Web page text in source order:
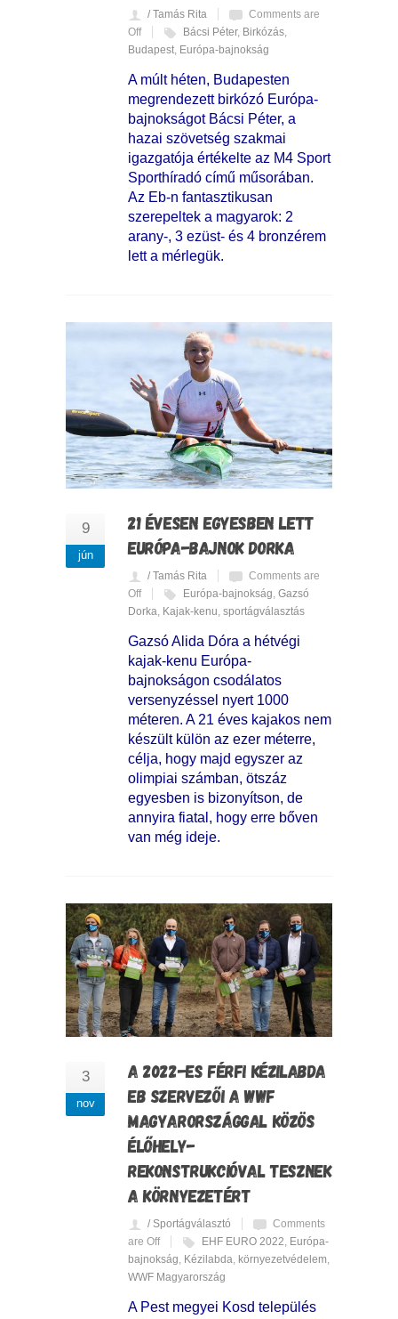
/ Tamás Rita
Comments are
Off
Bácsi Péter, Birkózás,
Budapest, Európa-bajnokság
A múlt héten, Budapesten
megrendezett birkózó Európa-
bajnokságot Bácsi Péter, a
hazai szövetség szakmai
igazgatója értékelte az M4 Sport
Sporthíradó című műsorában.
Az Eb-n fantasztikusan
szerepeltek a magyarok: 2
arany-, 3 ezüst- és 4 bronzérem
lett a mérlegük.
9
jún
21 ÉVESEN EGYESBEN LETT
EURÓPA-BAJNOK DORKA
/ Tamás Rita
Comments are
Off
Európa-bajnokság, Gazsó
Dorka, Kajak-kenu, sportágválasztás
Gazsó Alida Dóra a hétvégi
kajak-kenu Európa-
bajnokságon csodálatos
versenyzéssel nyert 1000
méteren. A 21 éves kajakos nem
készült külön az ezer méterre,
célja, hogy majd egyszer az
olimpiai számban, ötszáz
egyesben is bizonyítson, de
annyira fiatal, hogy erre bőven
van még ideje.
3
nov
A 2022-ES FÉRFI KÉZILABDA
EB SZERVEZŐI A WWF
MAGYARORSZÁGGAL KÖZÖS
ÉLŐHELY-
REKONSTRUKCIÓVAL TESZNEK
A KÖRNYEZETÉRT
/ Sportágválasztó
Comments
are Off
EHF EURO 2022, Európa-
bajnokság, Kézilabda, környezetvédelem,
WWF Magyarország
A Pest megyei Kosd település